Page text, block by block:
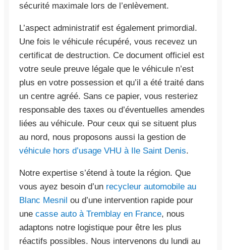
sécurité maximale lors de l’enlèvement.
L’aspect administratif est également primordial.
Une fois le véhicule récupéré, vous recevez un
certificat de destruction. Ce document officiel est
votre seule preuve légale que le véhicule n’est
plus en votre possession et qu’il a été traité dans
un centre agréé. Sans ce papier, vous resteriez
responsable des taxes ou d’éventuelles amendes
liées au véhicule. Pour ceux qui se situent plus
au nord, nous proposons aussi la gestion de
véhicule hors d’usage VHU à Ile Saint Denis.
Notre expertise s’étend à toute la région. Que
vous ayez besoin d’un recycleur automobile au
Blanc Mesnil ou d’une intervention rapide pour
une casse auto à Tremblay en France, nous
adaptons notre logistique pour être les plus
réactifs possibles. Nous intervenons du lundi au